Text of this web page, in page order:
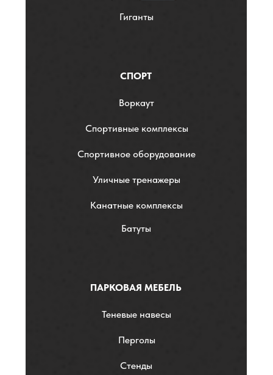
Гиганты
СПОРТ
Воркаут
Спортивные комплексы
Спортивное оборудование
Уличные тренажеры
Канатные комплексы
Батуты
ПАРКОВАЯ МЕБЕЛЬ
Теневые навесы
Перголы
Стенды